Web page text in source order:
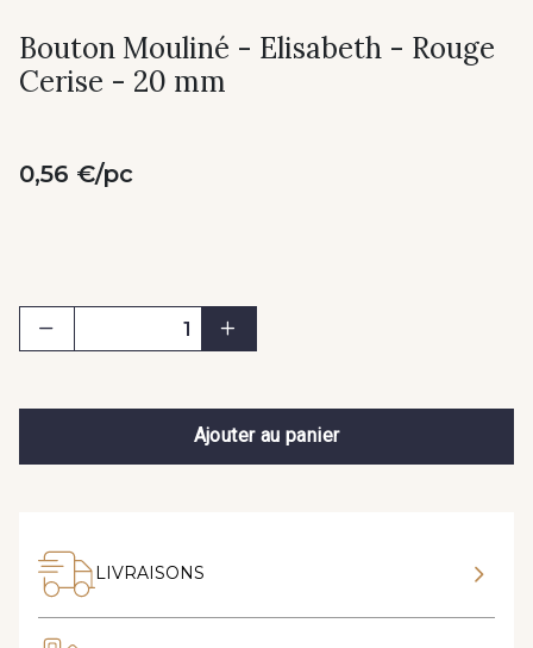
Bouton Mouliné - Elisabeth - Rouge
Cerise - 20 mm
0,56 €/pc
Ajouter au panier
LIVRAISONS